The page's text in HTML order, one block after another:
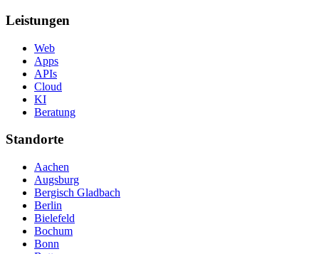
Leistungen
Web
Apps
APIs
Cloud
KI
Beratung
Standorte
Aachen
Augsburg
Bergisch Gladbach
Berlin
Bielefeld
Bochum
Bonn